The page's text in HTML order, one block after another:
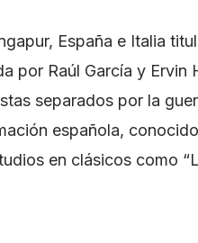
España e Italia
por Raúl García y Ervin
separados por la
española,
en clásicos como